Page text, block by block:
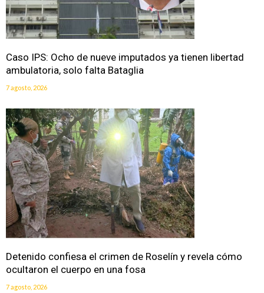
Caso IPS: Ocho de nueve imputados ya tienen libertad
ambulatoria, solo falta Bataglia
7 agosto, 2026
Detenido confiesa el crimen de Roselín y revela cómo
ocultaron el cuerpo en una fosa
7 agosto, 2026